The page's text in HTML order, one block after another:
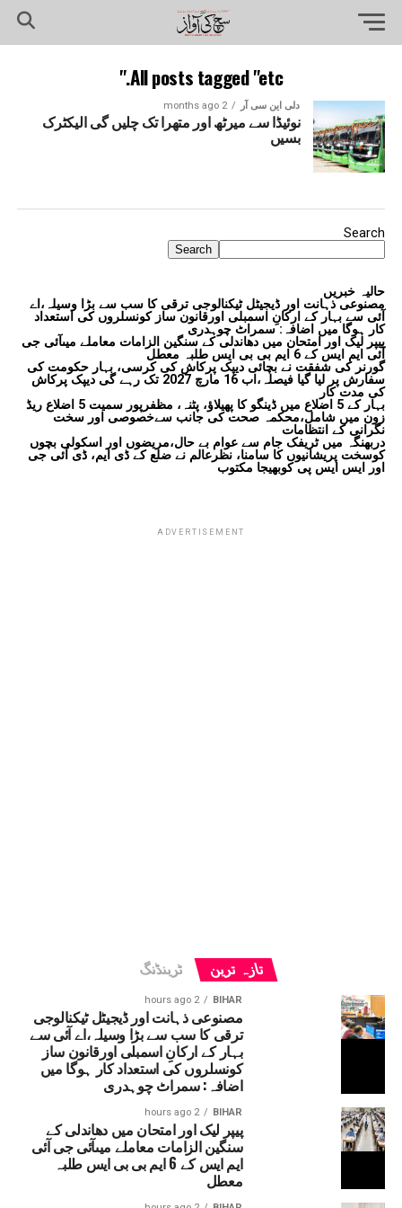
All posts tagged "etc."
دلی این سی آر 2 months ago
نوئیڈا سے میرٹھ اور متھرا تک چلیں گی الیکٹرک
بسیں
Search
Search
حالیہ خبریں
مصنوعی ذہانت اور ڈیجیٹل ٹیکنالوجی ترقی کا سب سے بڑا وسیلہ،اے
آئی سے بہار کے ارکانِ اسمبلی اورقانون ساز کونسلروں کی استعداد
کار ہوگا میں اضافہ: سمراٹ چوہدری
پیپر لیک اور امتحان میں دھاندلی کے سنگین الزامات معاملے میںآئی جی
آئی ایم ایس کے 6 ایم بی بی ایس طلبہ معطل
گورنر کی شفقت نے بچائی دیپک پرکاش کی کرسی، بہار حکومت کی
سفارش پر لیا گیا فیصلہ،اب 16 مارچ 2027 تک رہے گی دیپک پرکاش
کی مدت کار
بہار کے 5 اضلاع میں ڈینگو کا پھیلاؤ، پٹنہ، مظفرپور سمیت 5 اضلاع ریڈ
زون میں شامل،محکمہ صحت کی جانب سےخصوصی اور سخت
نگرانی کے انتظامات
دربھنگہ میں ٹریفک جام سے عوام بے حال،مریضوں اور اسکولی بچوں
کوسخت پریشانیوں کا سامنا، نظرعالم نے ضلع کے ڈی ایم، ڈی آئی جی
اور ایس ایس پی کوبھیجا مکتوب
ADVERTISEMENT
تازہ ترین ٹرینڈنگ
BIHAR
2 hours ago
مصنوعی ذہانت اور ڈیجیٹل ٹیکنالوجی
ترقی کا سب سے بڑا وسیلہ،اے آئی سے
بہار کے ارکانِ اسمبلی اورقانون ساز
کونسلروں کی استعداد کار ہوگا میں
اضافہ: سمراٹ چوہدری
BIHAR
2 hours ago
پیپر لیک اور امتحان میں دھاندلی کے
سنگین الزامات معاملے میںآئی جی آئی
ایم ایس کے 6 ایم بی بی ایس طلبہ
معطل